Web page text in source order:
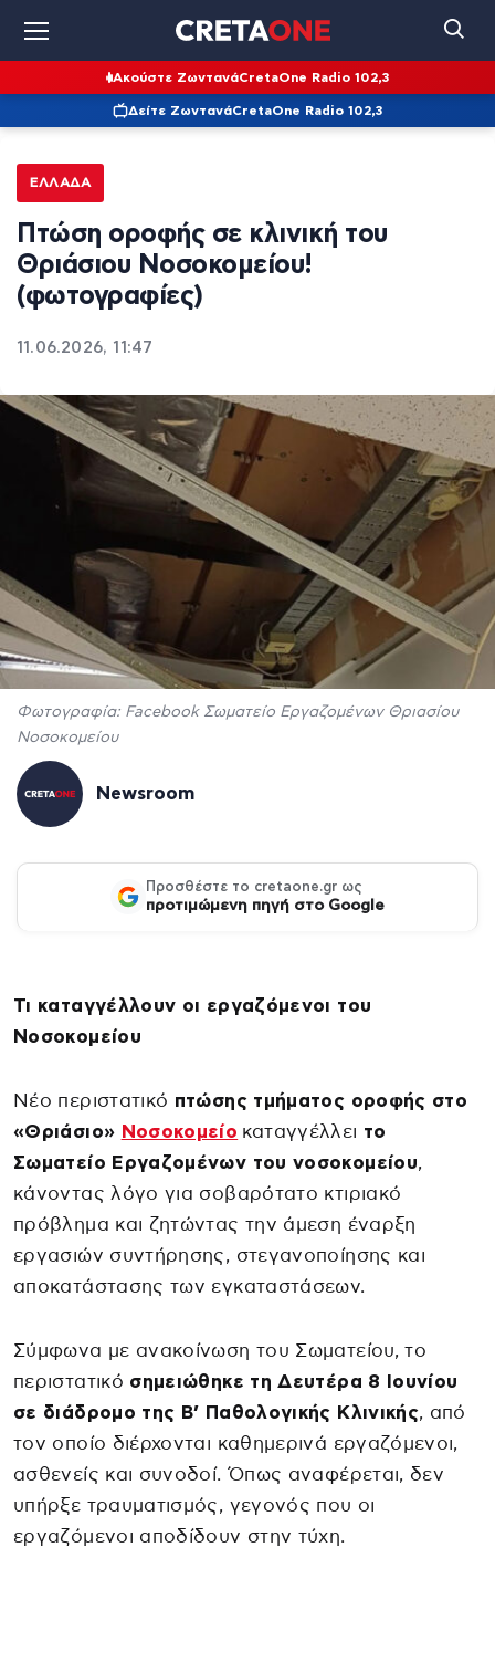
Ακούστε ΖωντανάCretaOne Radio 102,3
Δείτε ΖωντανάCretaOne Radio 102,3
ΕΛΛΆΔΑ
Πτώση οροφής σε κλινική του
Θριάσιου Νοσοκομείου!
(φωτογραφίες)
11.06.2026, 11:47
Φωτογραφία: Facebook Σωματείο Εργαζομένων Θριασίου
Νοσοκομείου
Newsroom
Προσθέστε το cretaone.gr ως
προτιμώμενη πηγή στο Google
Τι καταγγέλλουν οι εργαζόμενοι του
Νοσοκομείου
Νέο περιστατικό πτώσης τμήματος οροφής στο
«Θριάσιο» Νοσοκομείο καταγγέλλει το
Σωματείο Εργαζομένων του νοσοκομείου,
κάνοντας λόγο για σοβαρότατο κτιριακό
πρόβλημα και ζητώντας την άμεση έναρξη
εργασιών συντήρησης, στεγανοποίησης και
αποκατάστασης των εγκαταστάσεων.
Σύμφωνα με ανακοίνωση του Σωματείου, το
περιστατικό σημειώθηκε τη Δευτέρα 8 Ιουνίου
σε διάδρομο της Β’ Παθολογικής Κλινικής, από
τον οποίο διέρχονται καθημερινά εργαζόμενοι,
ασθενείς και συνοδοί. Όπως αναφέρεται, δεν
υπήρξε τραυματισμός, γεγονός που οι
εργαζόμενοι αποδίδουν στην τύχη.